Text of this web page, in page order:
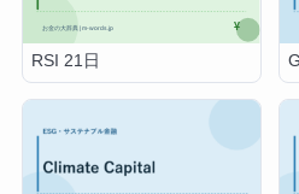
RSI 21日